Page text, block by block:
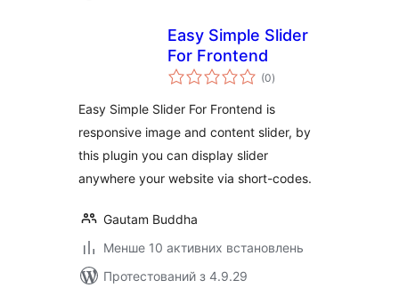
Easy Simple Slider
For Frontend
(0загальний
рейтинг
)
Easy Simple Slider For Frontend is
responsive image and content slider, by
this plugin you can display slider
anywhere your website via short-codes.
Gautam Buddha
Менше 10 активних встановлень
Протестований з 4.9.29